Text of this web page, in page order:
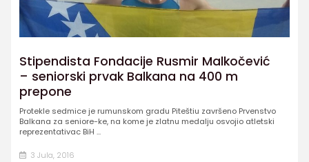
Stipendista Fondacije Rusmir Malkočević
– seniorski prvak Balkana na 400 m
prepone
Protekle sedmice je rumunskom gradu Piteštiu završeno Prvenstvo
Balkana za seniore-ke, na kome je zlatnu medalju osvojio atletski
reprezentativac BiH ...
3 Jula, 2016